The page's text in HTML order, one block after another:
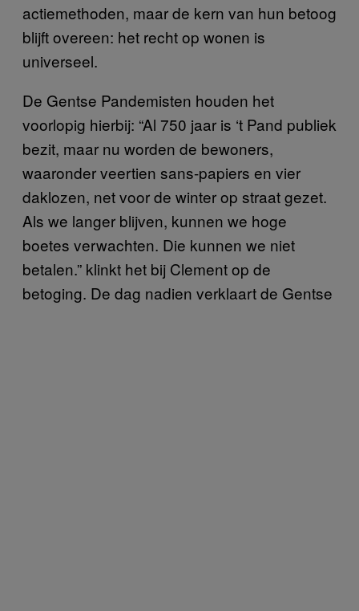
actiemethoden, maar de kern van hun betoog
blijft overeen: het recht op wonen is
universeel.
De Gentse Pandemisten houden het
voorlopig hierbij: “Al 750 jaar is ‘t Pand publiek
bezit, maar nu worden de bewoners,
waaronder veertien sans-papiers en vier
daklozen, net voor de winter op straat gezet.
Als we langer blijven, kunnen we hoge
boetes verwachten. Die kunnen we niet
betalen.” klinkt het bij Clement op de
betoging. De dag nadien verklaart de Gentse